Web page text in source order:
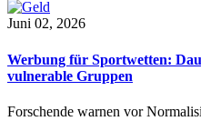
Juni 02, 2026
Werbung für Sportwetten:
vulnerable Gruppen
Forschende warnen vor